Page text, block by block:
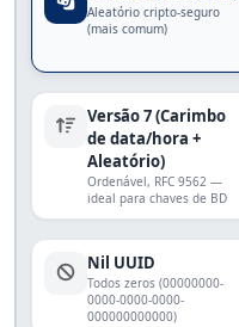
Aleatório cripto-seguro
(mais comum)
Versão 7 (Carimbo
de data/hora +
Aleatório)
Ordenável, RFC 9562 —
ideal para chaves de BD
Nil UUID
Todos zeros (00000000-
0000-0000-0000-
000000000000)